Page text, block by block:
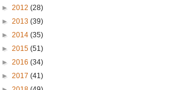
► 2012 (28)
► 2013 (39)
► 2014 (35)
► 2015 (51)
► 2016 (34)
► 2017 (41)